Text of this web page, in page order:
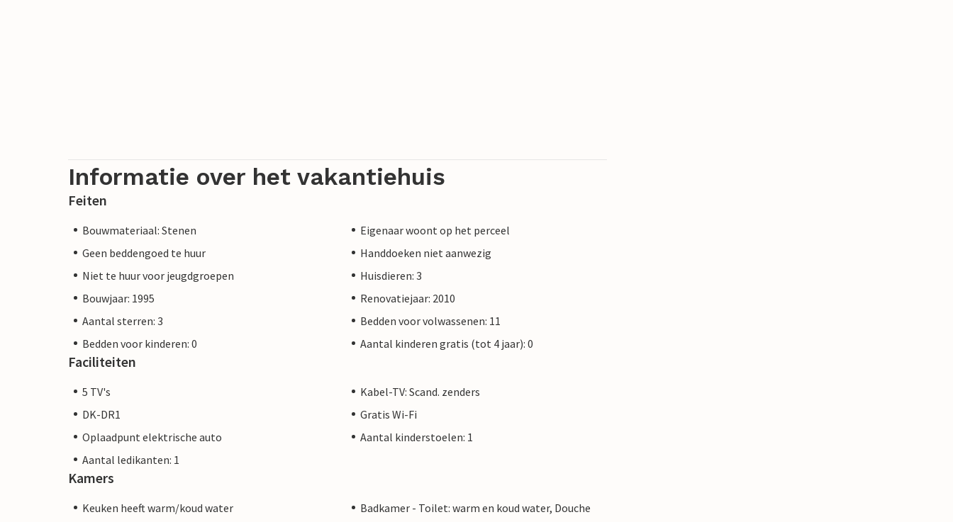
Informatie over het vakantiehuis
Feiten
Bouwmateriaal: Stenen
Eigenaar woont op het perceel
Geen beddengoed te huur
Handdoeken niet aanwezig
Niet te huur voor jeugdgroepen
Huisdieren: 3
Bouwjaar: 1995
Renovatiejaar: 2010
Aantal sterren: 3
Bedden voor volwassenen: 11
Bedden voor kinderen: 0
Aantal kinderen gratis (tot 4 jaar): 0
Faciliteiten
5 TV's
Kabel-TV: Scand. zenders
DK-DR1
Gratis Wi-Fi
Oplaadpunt elektrische auto
Aantal kinderstoelen: 1
Aantal ledikanten: 1
Kamers
Keuken heeft warm/koud water
Badkamer - Toilet: warm en koud water, Douche